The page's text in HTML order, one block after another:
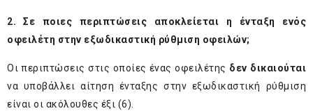
2. Σε ποιες περιπτώσεις αποκλείεται η ένταξη ενός
οφειλέτη στην εξωδικαστική ρύθμιση οφειλών;
Οι περιπτώσεις στις οποίες ένας οφειλέτης δεν δικαιούται
να υποβάλλει αίτηση ένταξης στην εξωδικαστική ρύθμιση
είναι οι ακόλουθες έξι (6).